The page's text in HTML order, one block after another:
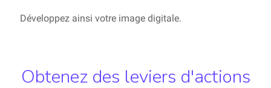
Développez ainsi votre image digitale.
Obtenez des leviers d'actions